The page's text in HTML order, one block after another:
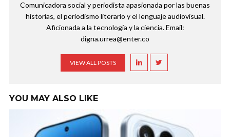
Comunicadora social y periodista apasionada por las buenas
historias, el periodismo literario y el lenguaje audiovisual.
Aficionada a la tecnología y la ciencia. Email:
digna.urrea@enter.co
VIEW ALL POSTS
YOU MAY ALSO LIKE